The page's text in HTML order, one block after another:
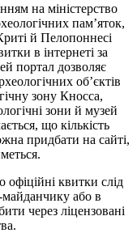
на міністерство
пам’яток,
й Пелопоннесі
в інтернеті за
портал дозволяє
об’єктів
зону Кносса,
зони й музей
що кількість
придбати на сайті,
квитки слід
або в
через ліцензовані